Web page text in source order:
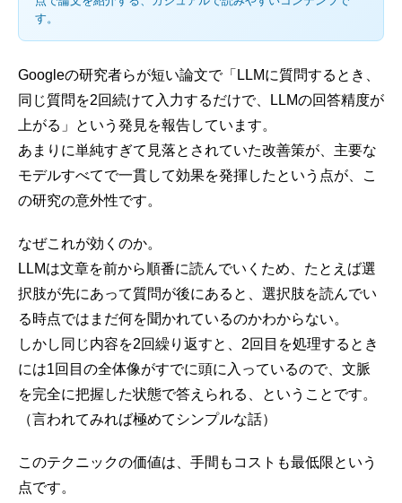
す。
Googleの研究者らが短い論文で「LLMに質問するとき、
同じ質問を2回続けて入力するだけで、LLMの回答精度が
上がる」という発見を報告しています。
あまりに単純すぎて見落とされていた改善策が、主要な
モデルすべてで一貫して効果を発揮したという点が、こ
の研究の意外性です。
なぜこれが効くのか。
LLMは文章を前から順番に読んでいくため、たとえば選
択肢が先にあって質問が後にあると、選択肢を読んでい
る時点ではまだ何を聞かれているのかわからない。
しかし同じ内容を2回繰り返すと、2回目を処理するとき
には1回目の全体像がすでに頭に入っているので、文脈
を完全に把握した状態で答えられる、ということです。
（言われてみれば極めてシンプルな話）
このテクニックの価値は、手間もコストも最低限という
点です。